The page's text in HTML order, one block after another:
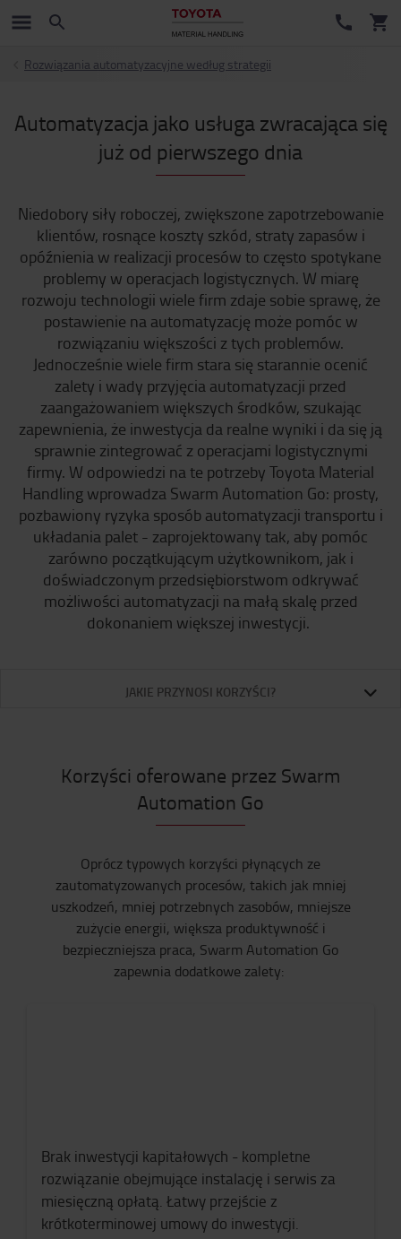
Rozwiązania automatyzacyjne według strategii
Automatyzacja jako usługa zwracająca się
już od pierwszego dnia
Niedobory siły roboczej, zwiększone zapotrzebowanie
klientów, rosnące koszty szkód, straty zapasów i
opóźnienia w realizacji procesów to często spotykane
problemy w operacjach logistycznych. W miarę
rozwoju technologii wiele firm zdaje sobie sprawę, że
postawienie na automatyzację może pomóc w
rozwiązaniu większości z tych problemów.
Jednocześnie wiele firm stara się starannie ocenić
zalety i wady przyjęcia automatyzacji przed
zaangażowaniem większych środków, szukając
zapewnienia, że inwestycja da realne wyniki i da się ją
sprawnie zintegrować z operacjami logistycznymi
firmy. W odpowiedzi na te potrzeby Toyota Material
Handling wprowadza Swarm Automation Go: prosty,
pozbawiony ryzyka sposób automatyzacji transportu i
układania palet - zaprojektowany tak, aby pomóc
zarówno początkującym użytkownikom, jak i
doświadczonym przedsiębiorstwom odkrywać
możliwości automatyzacji na małą skalę przed
dokonaniem większej inwestycji.
JAKIE PRZYNOSI KORZYŚCI?
Korzyści oferowane przez Swarm
Automation Go
Oprócz typowych korzyści płynących ze
zautomatyzowanych procesów, takich jak mniej
uszkodzeń, mniej potrzebnych zasobów, mniejsze
zużycie energii, większa produktywność i
bezpieczniejsza praca, Swarm Automation Go
zapewnia dodatkowe zalety:
Brak inwestycji kapitałowych - kompletne
rozwiązanie obejmujące instalację i serwis za
miesięczną opłatą. Łatwy przejście z
krótkoterminowej umowy do inwestycji.